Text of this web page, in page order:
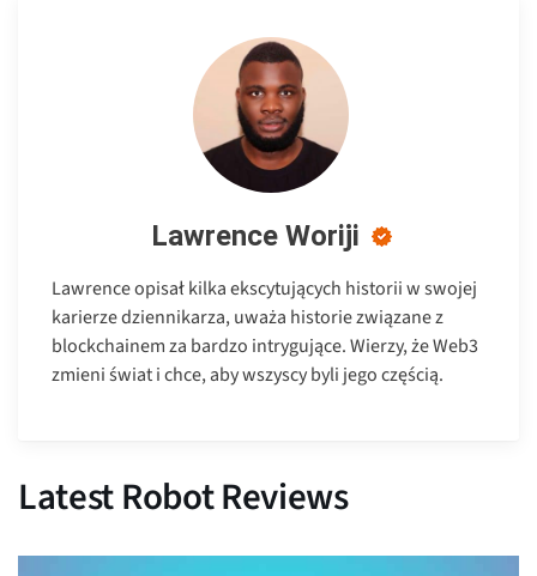
Lawrence Woriji
Lawrence opisał kilka ekscytujących historii w swojej
karierze dziennikarza, uważa historie związane z
blockchainem za bardzo intrygujące. Wierzy, że Web3
zmieni świat i chce, aby wszyscy byli jego częścią.
Latest Robot Reviews